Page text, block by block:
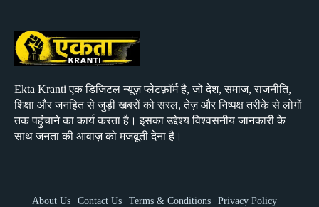
Ekta Kranti एक डिजिटल न्यूज़ प्लेटफ़ॉर्म है, जो देश, समाज, राजनीति,
शिक्षा और जनहित से जुड़ी खबरों को सरल, तेज़ और निष्पक्ष तरीके से लोगों
तक पहुंचाने का कार्य करता है। इसका उद्देश्य विश्वसनीय जानकारी के
साथ जनता की आवाज़ को मजबूती देना है।
About Us Contact Us Terms & Conditions
Privacy Policy